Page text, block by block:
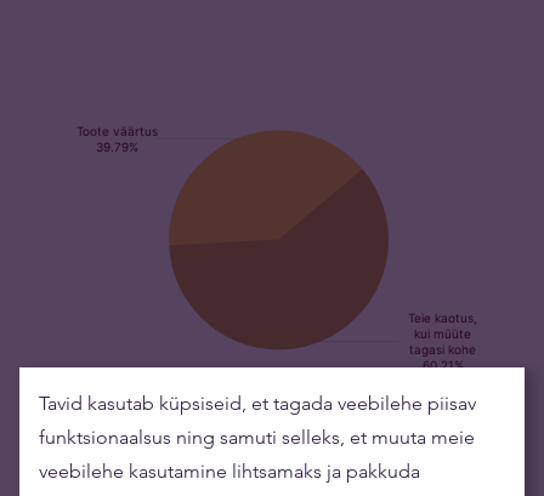
säilitada.
Kulla väärtus on aja jooksul kasvanud, mistõttu on see sobiv viis
Tavid kasutab küpsiseid, et tagada veebilehe piisav
funktsionaalsus ning samuti selleks, et muuta meie
veebilehe kasutamine lihtsamaks ja pakkuda